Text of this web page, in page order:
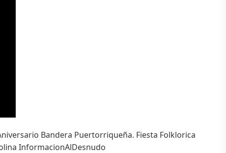
Bandera Puertorriqueña. Fiesta Folklorica
InformacionAlDesnudo